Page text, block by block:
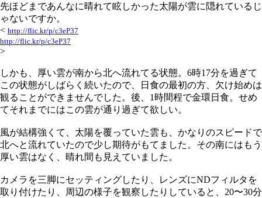
先ほどまであんなに晴れて眩しかった太陽が雲に隠れているじ
ゃないですか。
< http://flic.kr/p/c3eP37
http://flic.kr/p/c3eP37
>
しかも、厚い雲が南から北へ流れてる状態。6時17分を過ぎて
この状態がしばらく続いたので、日食の最初の方、欠け始めは
観ることができませんでした。後、1時間程で金環日食。せめ
てそれまでにはこの雲が通り過ぎて欲しい。
風が結構強くて、太陽を覆っていた雲も、かなりのスピードで
北へと流れていたので少し期待がもてました。その南にはもう
厚い雲はなく、晴れ間も見えていました。
カメラを三脚にセッティングしたり、レンズにNDフィルタを
取り付けたり、周辺の様子を観察したりしていると、20〜30分